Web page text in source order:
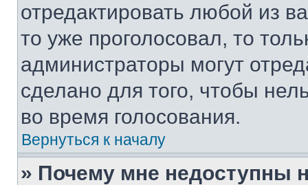
отредактировать любой из
то уже проголосовал, то
администраторы могут
сделано для того, чтобы
во время голосования.
Вернуться к началу
» Почему мне недоступны